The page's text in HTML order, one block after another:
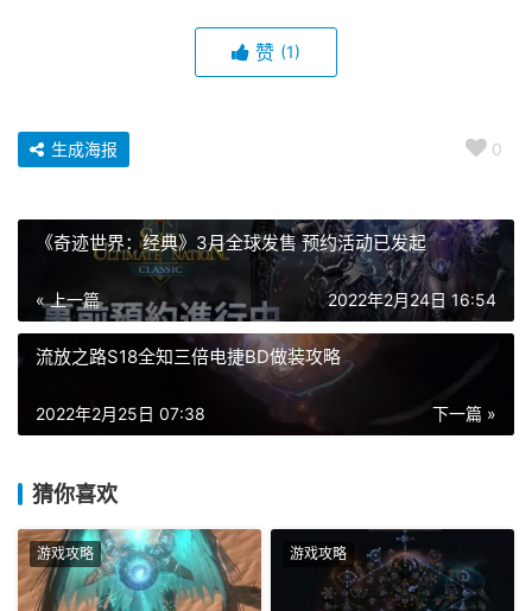
赞 (1)
0
生成海报
《奇迹世界：经典》3月全球发售 预约活动已发起
« 上一篇 2022年2月24日 16:54
流放之路S18全知三倍电捷BD做装攻略
下一篇 »
2022年2月25日 07:38
猜你喜欢
游戏攻略 游戏攻略